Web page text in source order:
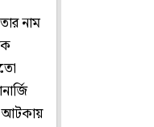
নাম
আটকায়